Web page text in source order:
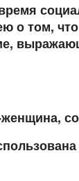
том, что